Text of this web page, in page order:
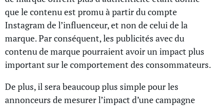
que le contenu est promu à partir du compte
Instagram de l’influenceur, et non de celui de la
marque. Par conséquent, les publicités avec du
contenu de marque pourraient avoir un impact plus
important sur le comportement des consommateurs.
De plus, il sera beaucoup plus simple pour les
annonceurs de mesurer l’impact d’une campagne